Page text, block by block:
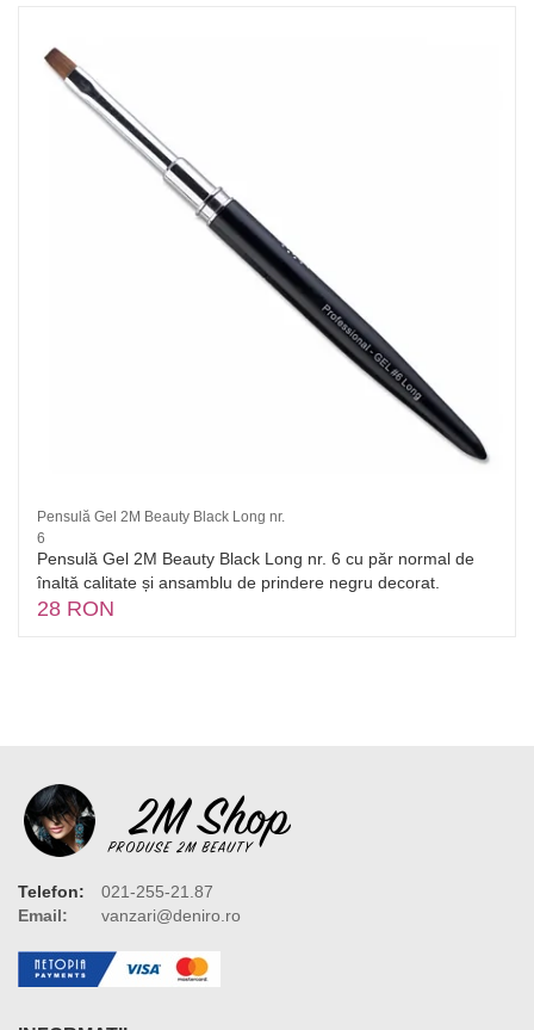
Pensulă Gel 2M Beauty Black Long nr.
6
Pensulă Gel 2M Beauty Black Long nr. 6 cu păr normal de
înaltă calitate și ansamblu de prindere negru decorat.
28 RON
Telefon:
021-255-21.87
Email:
vanzari@deniro.ro